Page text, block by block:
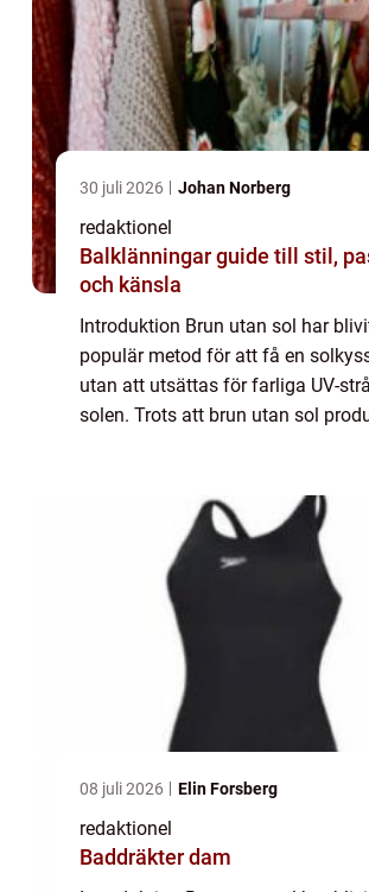
30 juli 2026 Johan Norberg
redaktionel
Balklänningar guide till stil, passform
och känsla
Introduktion Brun utan sol har
populär metod för att få en
utan att utsättas för farliga UV-
solen. Trots att brun utan sol
08 juli 2026 Elin Forsberg
redaktionel
Baddräkter dam